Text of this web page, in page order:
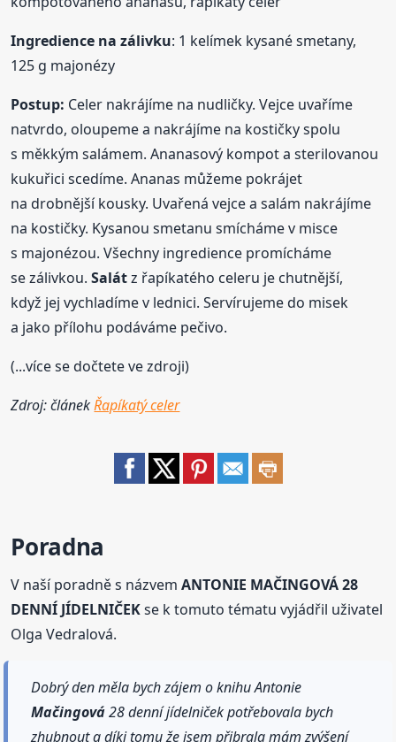
Ingredience na zálivku: 1 kelímek kysané smetany,
125 g majonézy
Postup: Celer nakrájíme na nudličky. Vejce uvaříme
natvrdo, oloupeme a nakrájíme na kostičky spolu
s měkkým salámem. Ananasový kompot a sterilovanou
kukuřici scedíme. Ananas můžeme pokrájet
na drobnější kousky. Uvařená vejce a salám nakrájíme
na kostičky. Kysanou smetanu smícháme v misce
s majonézou. Všechny ingredience promícháme
se zálivkou.Salátz řapíkatého celeru je chutnější,
když jej vychladíme v lednici. Servírujeme do misek
a jako přílohu podáváme pečivo.
(...více se dočtete ve zdroji)
Zdroj: článekŘapíkatý celer
Poradna
V naší poradně s názvemANTONIE MAČINGOVÁ 28
DENNÍ JÍDELNIČEKse k tomuto tématu vyjádřil uživatel
Olga Vedralová.
Dobrý den měla bych zájem o knihu Antonie
Mačingová28 denní jídelniček potřebovala bych
zhubnout a díki tomu že jsem přibrala mám zvýšení